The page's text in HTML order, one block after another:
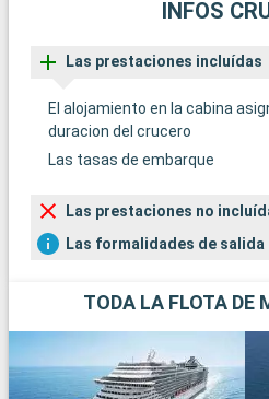
INFOS
Las prestaciones incluídas
El alojamiento en la cabina
duracion del crucero
Las tasas de embarque
Las prestaciones no
Las formalidades de salida
TODA LA FLOTA DE